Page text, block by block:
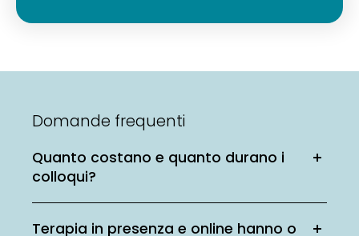
Domande frequenti
Quanto costano e quanto durano i
colloqui?
Terapia in presenza e online hanno o